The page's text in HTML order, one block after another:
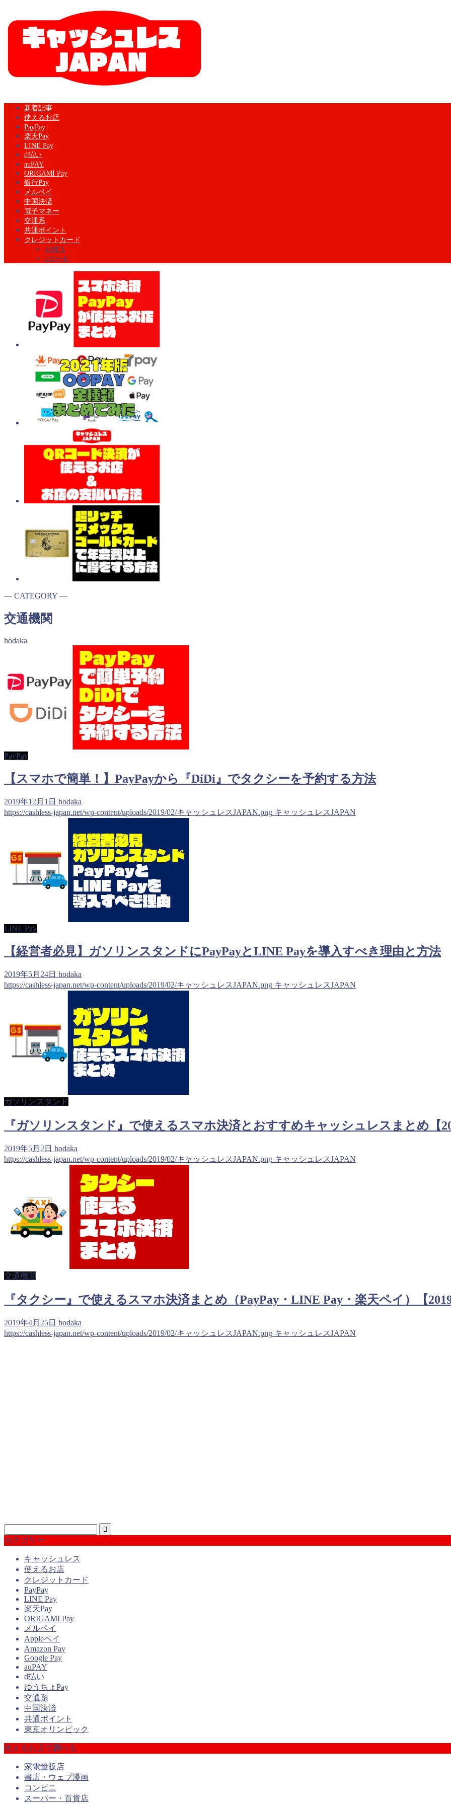
新着記事
使えるお店
PayPay
楽天Pay
LINE Pay
d払い
auPAY
ORIGAMI Pay
銀行Pay
メルペイ
中国決済
電子マネー
交通系
共通ポイント
クレジットカード
AMEX
dカード
― CATEGORY ―
交通機関
hodaka
PayPay
【スマホで簡単！】PayPayから『DiDi』でタクシーを予約する方法
2019年12月1日 hodaka
https://cashless-japan.net/wp-content/uploads/2019/02/キャッシュレスJAPAN.png キャッシュレスJAPAN
LINE Pay
【経営者必見】ガソリンスタンドにPayPayとLINE Payを導入すべき理由と方法
2019年5月24日 hodaka
https://cashless-japan.net/wp-content/uploads/2019/02/キャッシュレスJAPAN.png キャッシュレスJAPAN
ガソリンスタンド
『ガソリンスタンド』で使えるスマホ決済とおすすめキャッシュレスまとめ【
2019年5月2日 hodaka
https://cashless-japan.net/wp-content/uploads/2019/02/キャッシュレスJAPAN.png キャッシュレスJAPAN
交通機関
『タクシー』で使えるスマホ決済まとめ（PayPay・LINE Pay・楽天ペイ）【2019
2019年4月25日 hodaka
https://cashless-japan.net/wp-content/uploads/2019/02/キャッシュレスJAPAN.png キャッシュレスJAPAN
カテゴリー
キャッシュレス
使えるお店
クレジットカード
PayPay
LINE Pay
楽天Pay
ORIGAMI Pay
メルペイ
Appleペイ
Amazon Pay
Google Pay
auPAY
d払い
ゆうちょPay
交通系
中国決済
共通ポイント
東京オリンピック
使えるお店で調べる
家電量販店
書店・ウェブ漫画
コンビニ
スーパー・百貨店